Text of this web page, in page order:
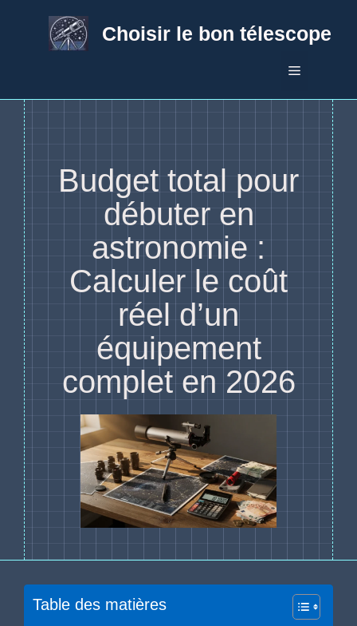
Choisir le bon télescope
Menu
Budget total pour
débuter en
astronomie :
Calculer le coût
réel d’un
équipement
complet en 2026
Table des matières